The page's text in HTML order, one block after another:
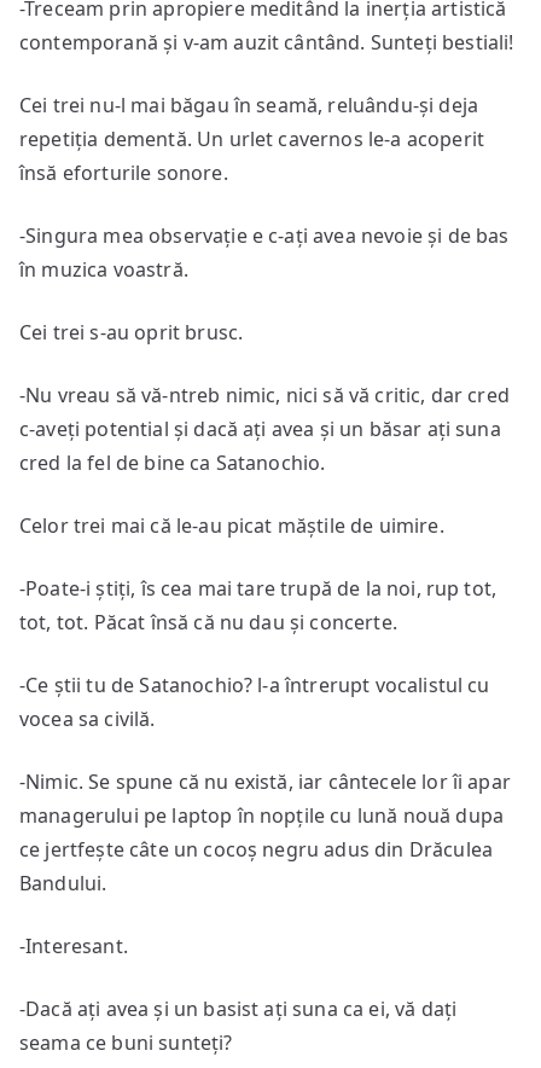
-Treceam prin apropiere meditând la inerția artistică
contemporană și v-am auzit cântând. Sunteți bestiali!
Cei trei nu-l mai băgau în seamă, reluându-și deja
repetiția dementă. Un urlet cavernos le-a acoperit
însă eforturile sonore.
-Singura mea observație e c-ați avea nevoie și de bas
în muzica voastră.
Cei trei s-au oprit brusc.
-Nu vreau să vă-ntreb nimic, nici să vă critic, dar cred
c-aveți potential și dacă ați avea și un băsar ați suna
cred la fel de bine ca Satanochio.
Celor trei mai că le-au picat măștile de uimire.
-Poate-i știți, îs cea mai tare trupă de la noi, rup tot,
tot, tot. Păcat însă că nu dau și concerte.
-Ce știi tu de Satanochio? l-a întrerupt vocalistul cu
vocea sa civilă.
-Nimic. Se spune că nu există, iar cântecele lor îi apar
managerului pe laptop în nopțile cu lună nouă dupa
ce jertfește câte un cocoș negru adus din Drăculea
Bandului.
-Interesant.
-Dacă ați avea și un basist ați suna ca ei, vă dați
seama ce buni sunteți?